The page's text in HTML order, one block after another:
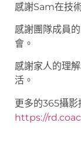
感謝Sam在技
感謝團隊成員
會。
感謝家人的理
活。
更多的365攝影
https://